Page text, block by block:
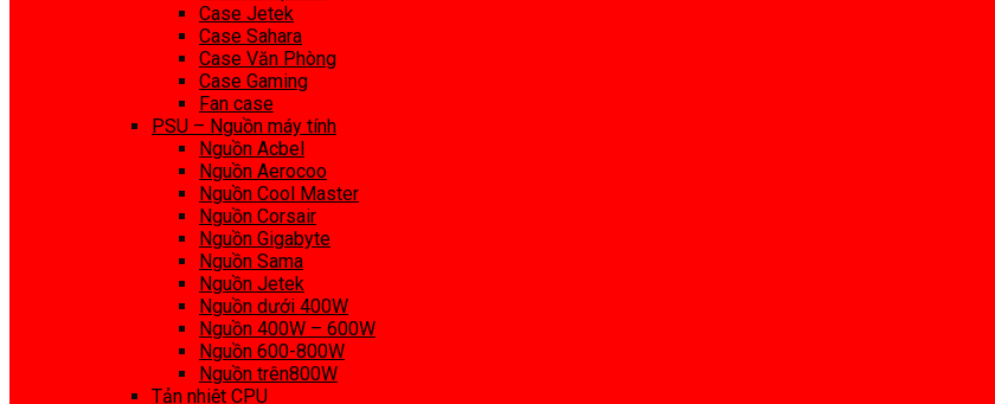
Case Jetek
Case Sahara
Case Văn Phòng
Case Gaming
Fan case
PSU – Nguồn máy tính
Nguồn Acbel
Nguồn Aerocoo
Nguồn Cool Master
Nguồn Corsair
Nguồn Gigabyte
Nguồn Sama
Nguồn Jetek
Nguồn dưới 400W
Nguồn 400W – 600W
Nguồn 600-800W
Nguồn trên800W
Tản nhiệt CPU